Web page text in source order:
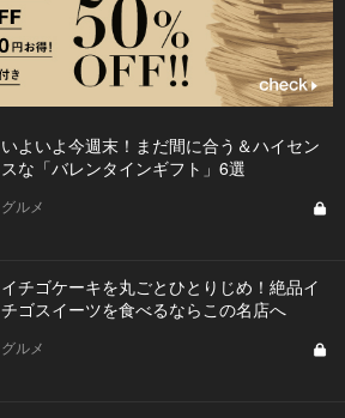
いよいよ今週末！まだ間に合う＆ハイセン
スな「バレンタインギフト」6選
グルメ
イチゴケーキを丸ごとひとりじめ！絶品イ
チゴスイーツを食べるならこの名店へ
グルメ